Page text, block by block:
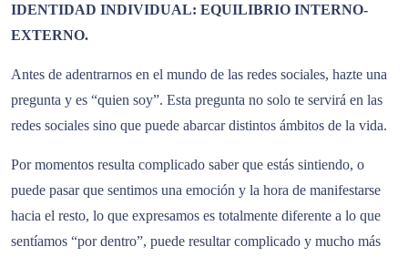
IDENTIDAD INDIVIDUAL: EQUILIBRIO INTERNO-
EXTERNO.
Antes de adentrarnos en el mundo de las redes sociales, hazte una
pregunta y es “quien soy”. Esta pregunta no solo te servirá en las
redes sociales sino que puede abarcar distintos ámbitos de la vida.
Por momentos resulta complicado saber que estás sintiendo, o
puede pasar que sentimos una emoción y la hora de manifestarse
hacia el resto, lo que expresamos es totalmente diferente a lo que
sentíamos “por dentro”, puede resultar complicado y mucho más